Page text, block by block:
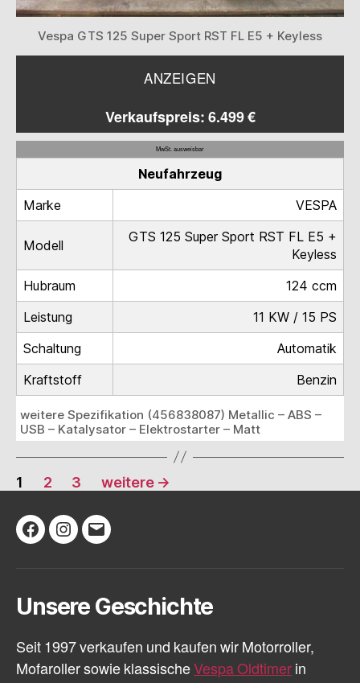
Vespa GTS 125 Super Sport RST FL E5 + Keyless
ANZEIGEN
Verkaufspreis: 6.499 €
MwSt. ausweisbar
Neufahrzeug
Marke
VESPA
Modell
GTS 125 Super Sport RST FL E5 +
Keyless
Hubraum
124 ccm
Leistung
11 KW / 15 PS
Schaltung
Automatik
Kraftstoff
Benzin
weitere Spezifikation (456838087) Metallic – ABS –
USB – Katalysator – Elektrostarter – Matt
Seitennummerierung
der
Beiträge
1 2 3 weitere →
Facebook
Instagram
E-
Unsere Geschichte
Seit 1997 verkaufen und kaufen wir Motorroller,
Mofaroller sowie klassischeVespa Oldtimer in